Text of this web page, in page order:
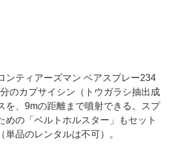
ンティアーズマン ベアスプレー234
のカプサイシン（トウガラシ抽出成
を、9mの距離まで噴射できる。スプ
めの「ベルトホルスター」もセット
単品のレンタルは不可）。